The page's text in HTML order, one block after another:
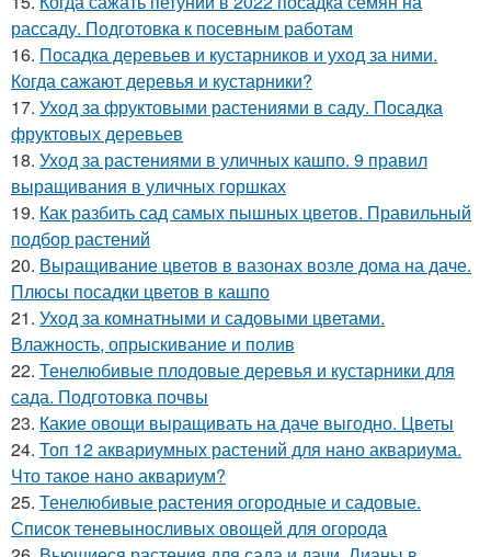
рассаду. Подготовка к посевным работам
16. Посадка деревьев и кустарников и уход за ними.
Когда сажают деревья и кустарники?
17. Уход за фруктовыми растениями в саду. Посадка
фруктовых деревьев
18. Уход за растениями в уличных кашпо. 9 правил
выращивания в уличных горшках
19. Как разбить сад самых пышных цветов. Правильный
подбор растений
20. Выращивание цветов в вазонах возле дома на даче.
Плюсы посадки цветов в кашпо
21. Уход за комнатными и садовыми цветами.
Влажность, опрыскивание и полив
22. Тенелюбивые плодовые деревья и кустарники для
сада. Подготовка почвы
23. Какие овощи выращивать на даче выгодно. Цветы
24. Топ 12 аквариумных растений для нано аквариума.
Что такое нано аквариум?
25. Тенелюбивые растения огородные и садовые.
Список теневыносливых овощей для огорода